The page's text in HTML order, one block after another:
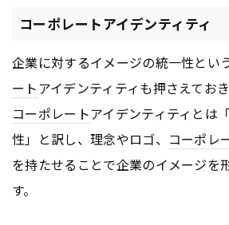
コーポレートアイデンティティ
企業に対するイメージの統一性とい
ートアイデンティティも押さえてお
コーポレートアイデンティティとは
性」と訳し、理念やロゴ、 コーポレ
を持たせることで企業のイメージを
す。